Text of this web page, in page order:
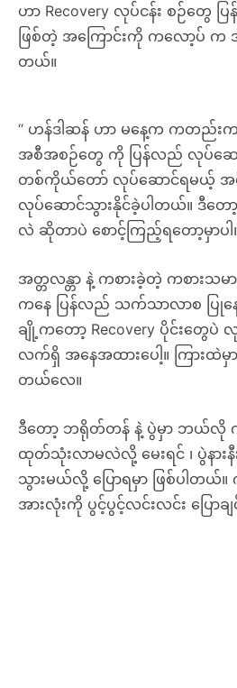
ဟာ Recovery လုပ်ငန်း စဉ်တွေ
ဖြစ်တဲ့ အကြောင်းကို ကလော့ပ် က အ
တယ်။
“ ဟန်ဒါဆန် ဟာ မနေ့က ကတည်း
အစီအစဉ်တွေ ကို ပြန်လည် လုပ်ဆေ
တစ်ကိုယ်တော် လုပ်ဆောင်ရမယ့်
လုပ်ဆောင်သွားနိုင်ခဲ့ပါတယ်။ ဒီတ
လဲ ဆိုတာပဲ စောင့်ကြည့်ရတော့မှာပါ
အတ္တလန္တာ နဲ့ ကစားခဲ့တဲ့ ကစားသမ
ကနေ ပြန်လည် သက်သာလာစ ပြုန
ချို့ကတော့ Recovery ပိုင်းတွေပဲ
လက်ရှိ အနေအထားပေါ့။ ကြားထဲမှ
တယ်လေ။
ဒီတော့ ဘရိုတ်တန် နဲ့ ပွဲမှာ ဘယ်လို က
ထုတ်သုံးလာမလဲလို့ မေးရင် ၊ ပွဲနားနီ
သွားမယ်လို့ ပြောရမှာ ဖြစ်ပါတယ်
အားလုံးကို ပွင့်ပွင့်လင်းလင်း ပြောခ